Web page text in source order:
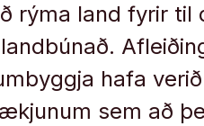
rýma land fyrir
hafa
sem að